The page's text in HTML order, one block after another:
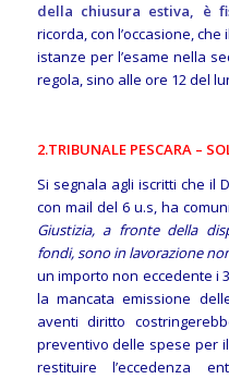
della chiusura estiva, è
ricorda, con l’occasione,
istanze per l’esame nella
regola, sino alle ore 12 del
2.TRIBUNALE PESCARA –
Si segnala agli iscritti che il
con mail del 6 u.s, ha
Giustizia, a fronte della
fondi, sono in lavorazione
un importo non eccedente i
la mancata emissione
aventi diritto
preventivo delle spese per
restituire l’eccedenza